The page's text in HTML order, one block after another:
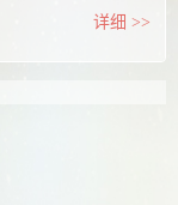
教师博客详细 >>